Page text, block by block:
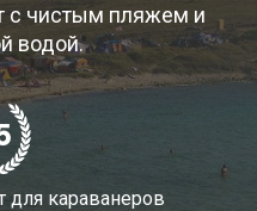
с чистым пляжем и
водой.
для караванеров